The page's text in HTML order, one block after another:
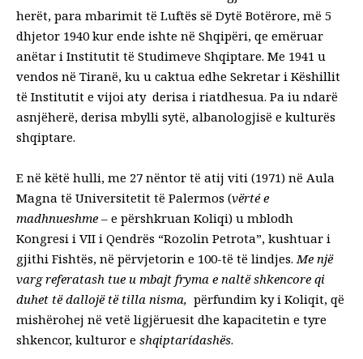
herët, para mbarimit të Luftës së Dytë Botërore, më 5
dhjetor 1940 kur ende ishte në Shqipëri, qe emëruar
anëtar i Institutit të Studimeve Shqiptare. Me 1941 u
vendos në Tiranë, ku u caktua edhe Sekretar i Këshillit
të Institutit e vijoi aty derisa i riatdhesua. Pa iu ndarë
asnjëherë, derisa mbylli sytë, albanologjisë e kulturës
shqiptare.
E në këtë hulli, me 27 nëntor të atij viti (1971) në Aula
Magna të Universitetit të Palermos (vërté e
madhnueshme – e përshkruan Koliqi) u mblodh
Kongresi i VII i Qendrës “Rozolin Petrota”, kushtuar i
gjithi Fishtës, në përvjetorin e 100-të të lindjes.Me një
varg referatash tue u mbajt fryma e naltë shkencore qi
duhet të dallojë të tilla nisma, përfundim ky i Koliqit, që
mishërohej në vetë ligjëruesit dhe kapacitetin e tyre
shkencor, kulturor e shqiptarídashës.